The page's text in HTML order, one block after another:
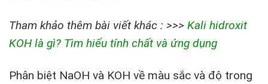
Tham khảo thêm bài viết khác : >>> Kali hidroxit
KOH là gì? Tìm hiểu tính chất và ứng dụng
Phân biệt NaOH và KOH về màu sắc và độ trong